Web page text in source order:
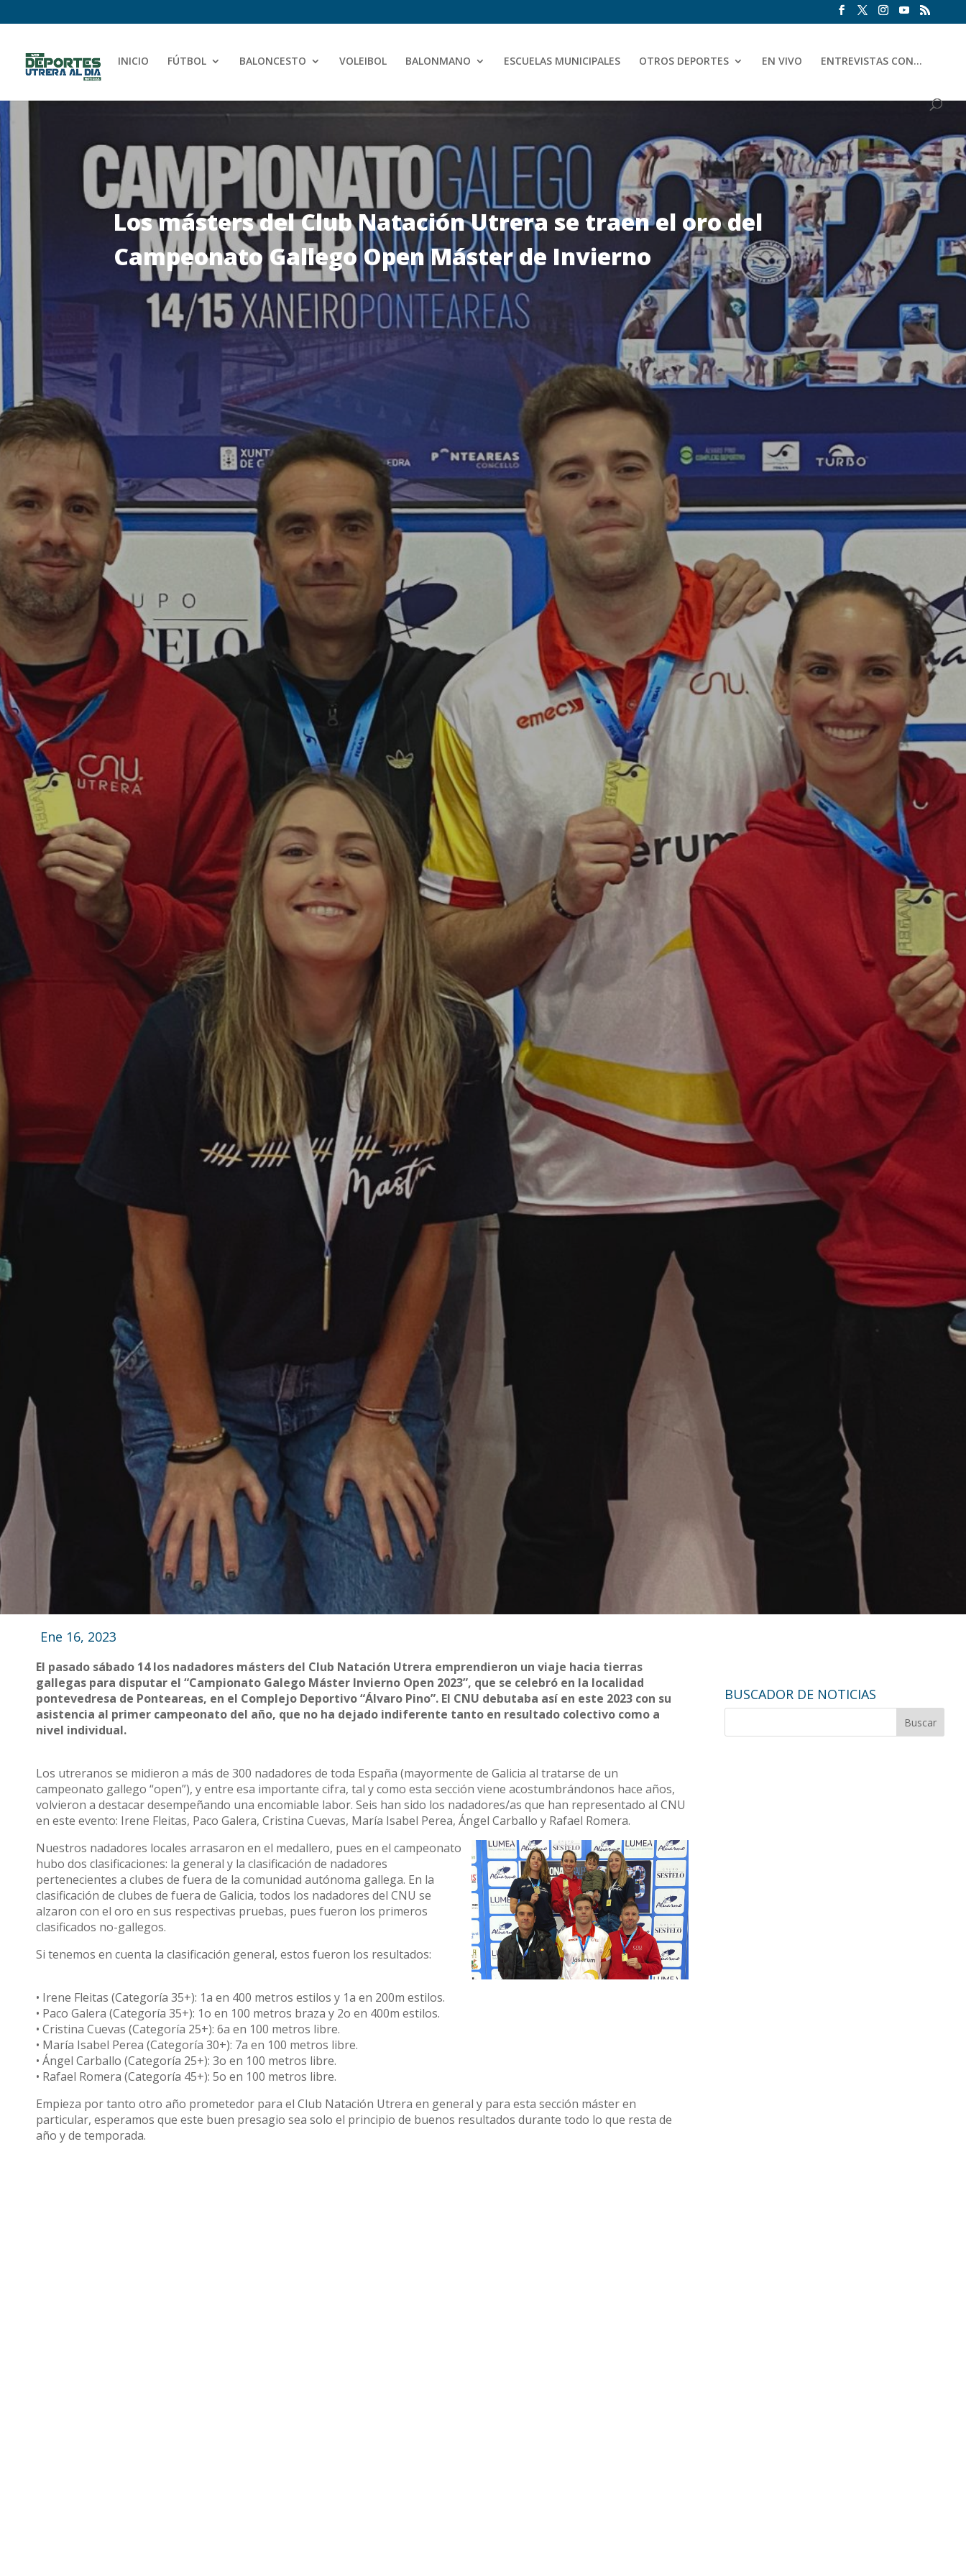
INICIO FÚTBOL BALONCESTO VOLEIBOL BALONMANO ESCUELAS MUNICIPALES OTROS DEPORTES EN VIVO ENTREVISTAS CON…
Los másters del Club Natación Utrera se traen el oro del
Campeonato Gallego Open Máster de Invierno
Ene 16, 2023
El pasado sábado 14 los nadadores másters del Club Natación Utrera emprendieron un viaje hacia tierras
gallegas para disputar el “Campionato Galego Máster Invierno Open 2023”, que se celebró en la localidad
pontevedresa de Ponteareas, en el Complejo Deportivo “Álvaro Pino”. El CNU debutaba así en este 2023 con su
asistencia al primer campeonato del año, que no ha dejado indiferente tanto en resultado colectivo como a
nivel individual.
Los utreranos se midieron a más de 300 nadadores de toda España (mayormente de Galicia al tratarse de un
campeonato gallego “open”), y entre esa importante cifra, tal y como esta sección viene acostumbrándonos hace años,
volvieron a destacar desempeñando una encomiable labor. Seis han sido los nadadores/as que han representado al CNU
en este evento: Irene Fleitas, Paco Galera, Cristina Cuevas, María Isabel Perea, Ángel Carballo y Rafael Romera.
Nuestros nadadores locales arrasaron en el medallero, pues en el campeonato
hubo dos clasificaciones: la general y la clasificación de nadadores
pertenecientes a clubes de fuera de la comunidad autónoma gallega. En la
clasificación de clubes de fuera de Galicia, todos los nadadores del CNU se
alzaron con el oro en sus respectivas pruebas, pues fueron los primeros
clasificados no-gallegos.
Si tenemos en cuenta la clasificación general, estos fueron los resultados:
• Irene Fleitas (Categoría 35+): 1a en 400 metros estilos y 1a en 200m estilos.
• Paco Galera (Categoría 35+): 1o en 100 metros braza y 2o en 400m estilos.
• Cristina Cuevas (Categoría 25+): 6a en 100 metros libre.
• María Isabel Perea (Categoría 30+): 7a en 100 metros libre.
• Ángel Carballo (Categoría 25+): 3o en 100 metros libre.
• Rafael Romera (Categoría 45+): 5o en 100 metros libre.
Empieza por tanto otro año prometedor para el Club Natación Utrera en general y para esta sección máster en
particular, esperamos que este buen presagio sea solo el principio de buenos resultados durante todo lo que resta de
año y de temporada.
BUSCADOR DE NOTICIAS